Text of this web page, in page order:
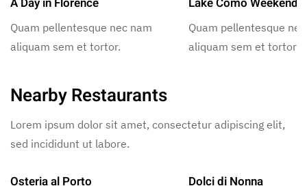
Quam pellentesque nec nam
aliquam sem et tortor.
Quam pellentesque
aliquam sem et tortor.
Nearby Restaurants
Lorem ipsum dolor sit amet, consectetur adipiscing elit,
sed incididunt ut labore.
Osteria al Porto Dolci di Nonna